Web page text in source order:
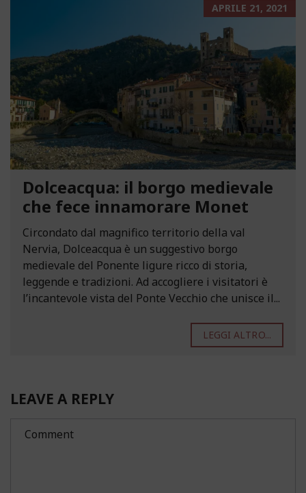
APRILE 21, 2021
Dolceacqua: il borgo medievale
che fece innamorare Monet
Circondato dal magnifico territorio della val
Nervia, Dolceacqua è un suggestivo borgo
medievale del Ponente ligure ricco di storia,
leggende e tradizioni. Ad accogliere i visitatori è
l’incantevole vista del Ponte Vecchio che unisce il...
LEGGI ALTRO...
LEAVE A REPLY